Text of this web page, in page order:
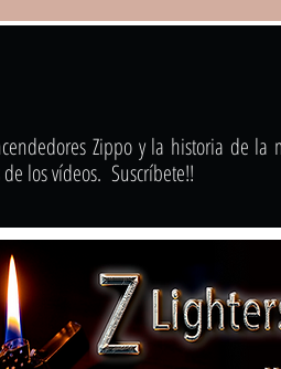
Zippo y la historia de
los vídeos. Suscríbete!!